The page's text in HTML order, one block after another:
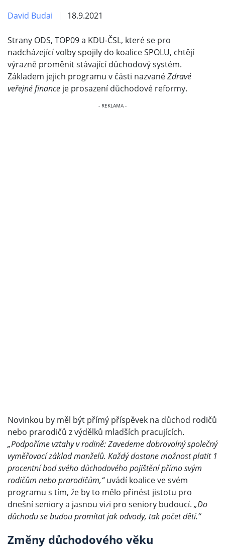
David Budai 18.9.2021
Strany ODS, TOP09 a KDU-ČSL, které se pro
nadcházející volby spojily do koalice SPOLU, chtějí
výrazně proměnit stávající důchodový systém.
Základem jejich programu v části nazvanéZdravé
veřejné finance je prosazení důchodové reformy.
Novinkou by měl být přímý příspěvek na důchod rodičů
nebo prarodičů z výdělků mladších pracujících.
„Podpoříme vztahy v rodině: Zavedeme dobrovolný společný
vyměřovací základ manželů. Každý dostane možnost platit 1
procentní bod svého důchodového pojištění přímo svým
rodičům nebo prarodičům,“uvádí koalice ve svém
programu s tím, že by to mělo přinést jistotu pro
dnešní seniory a jasnou vizi pro seniory budoucí.„Do
důchodu se budou promítat jak odvody, tak počet dětí.“
Změny důchodového věku